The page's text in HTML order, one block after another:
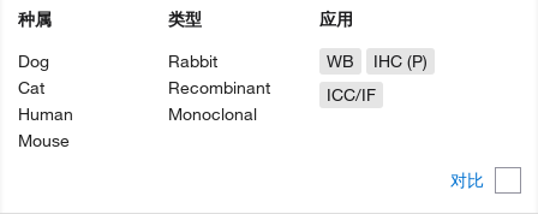
对比
种属
Dog
Cat
Human
Mouse
类型
Rabbit
Recombinant
Monoclonal
应用
WB
IHC (P)
ICC/IF